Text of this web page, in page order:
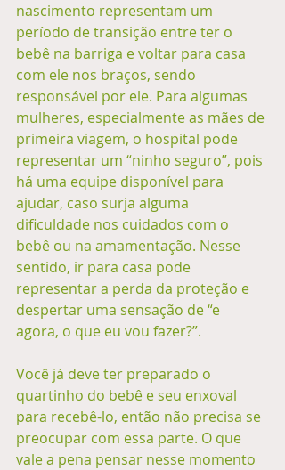
nascimento representam um
período de transição entre ter o
bebê na barriga e voltar para casa
com ele nos braços, sendo
responsável por ele. Para algumas
mulheres, especialmente as mães de
primeira viagem, o hospital pode
representar um “ninho seguro”, pois
há uma equipe disponível para
ajudar, caso surja alguma
dificuldade nos cuidados com o
bebê ou na amamentação. Nesse
sentido, ir para casa pode
representar a perda da proteção e
despertar uma sensação de “e
agora, o que eu vou fazer?”.
Você já deve ter preparado o
quartinho do bebê e seu enxoval
para recebê-lo, então não precisa se
preocupar com essa parte. O que
vale a pena pensar nesse momento